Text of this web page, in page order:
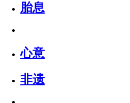
胎息
心意
非遗